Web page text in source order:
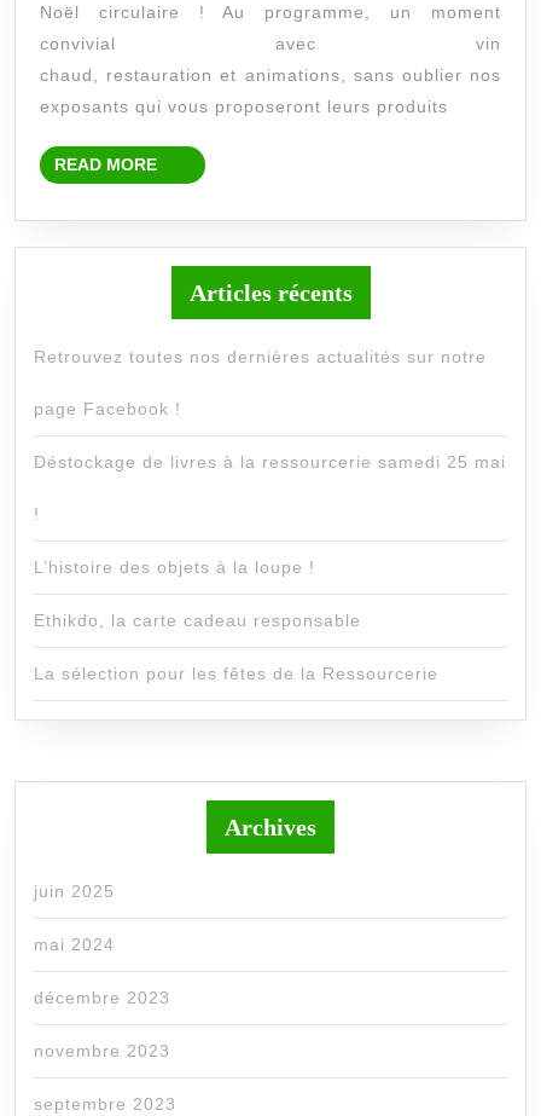
décembre
Noël circulaire ! Au programme, un moment
convivial avec vin
chaud, restauration et animations, sans oublier nos
exposants qui vous proposeront leurs produits
READ MORE
READ
MORE
Articles récents
Retrouvez toutes nos dernières actualités sur notre
page Facebook !
Déstockage de livres à la ressourcerie samedi 25 mai
!
L’histoire des objets à la loupe !
Ethikdo, la carte cadeau responsable
La sélection pour les fêtes de la Ressourcerie
Archives
juin 2025
mai 2024
décembre 2023
novembre 2023
septembre 2023